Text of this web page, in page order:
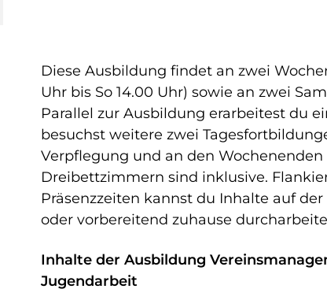
Diese Ausbildung findet an zwei
Uhr bis So 14.00 Uhr) sowie an zwei
Parallel zur Ausbildung erarbeitest du
besuchst weitere zwei
Verpflegung und an den
Dreibettzimmern sind inklusive.
Präsenzzeiten kannst du Inhalte auf
oder vorbereitend zuhause
Inhalte der Ausbildung
Jugendarbeit